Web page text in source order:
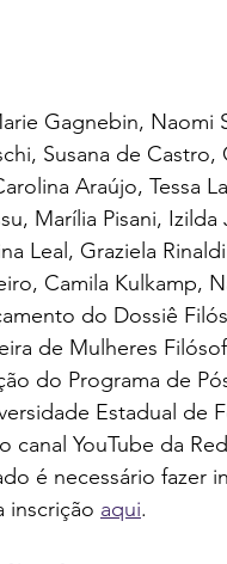
Gagnebin, Naomi
Susana de
Araújo, Tessa
Marília Pisani,
Leal, Graziela
Camila Kulkamp,
do Dossiê
de Mulheres
do Programa de
Estadual de
canal YouTube da
é necessário fazer
inscrição aqui.